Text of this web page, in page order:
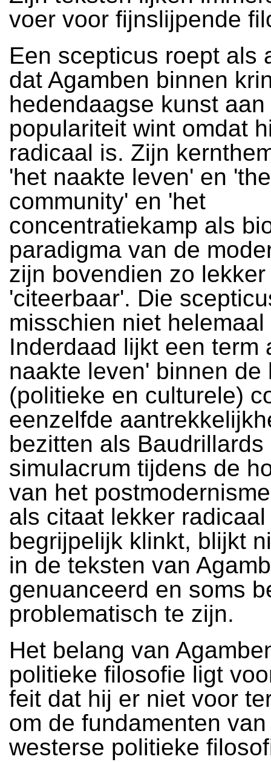
voer voor fijnslijpende
Een scepticus roept als
dat Agamben binnen
hedendaagse kunst aan
populariteit wint omdat
radicaal is. Zijn
'het naakte leven' en
community' en 'het
concentratiekamp als
paradigma van de
zijn bovendien zo lekker
'citeerbaar'. Die
misschien niet
Inderdaad lijkt een term
naakte leven' binnen de
(politieke en culturele)
eenzelfde
bezitten als Baudrillards
simulacrum tijdens de
van het
als citaat lekker radicaal
begrijpelijk klinkt, blijkt
in de teksten van
genuanceerd en soms
problematisch te zijn.
Het belang van
politieke filosofie ligt
feit dat hij er niet voor
om de fundamenten
westerse politieke